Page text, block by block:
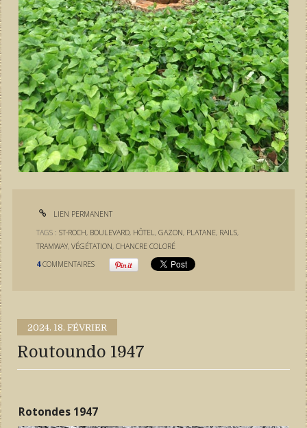
LIEN PERMANENT
TAGS :ST-ROCH, BOULEVARD, HÔTEL ,GAZON, PLATANE, RAILS,
TRAMWAY,VÉGÉTATION,CHANCRE COLORÉ
4 COMMENTAIRES
2024. 18. FÉVRIER
Routoundo 1947
Rotondes 1947